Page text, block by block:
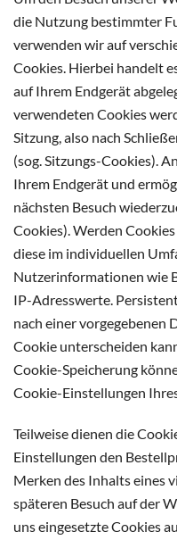
die Nutzung bestimmter
verwenden wir auf
Cookies. Hierbei handelt
auf Ihrem Endgerät
verwendeten Cookies
Sitzung, also nach
(sog. Sitzungs-Cookies).
Ihrem Endgerät und
nächsten Besuch
Cookies). Werden
diese im individuellen
Nutzerinformationen wie
IP-Adresswerte.
nach einer vorgegebenen
Cookie unterscheiden
Cookie-Speicherung
Cookie-Einstellungen
Teilweise dienen die
Einstellungen den
Merken des Inhalts eines
späteren Besuch auf der
uns eingesetzte Cookies